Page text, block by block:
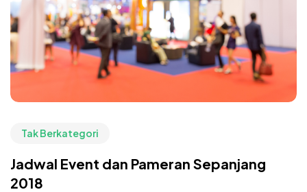
Tak Berkategori
Jadwal Event dan Pameran Sepanjang
2018